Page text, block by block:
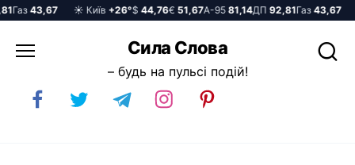
43,67 ☀️ Київ+26°$44,76€51,67А-9581,14ДП92,81Газ43,67
до
Сила Слова
– будь на пульсі подій!